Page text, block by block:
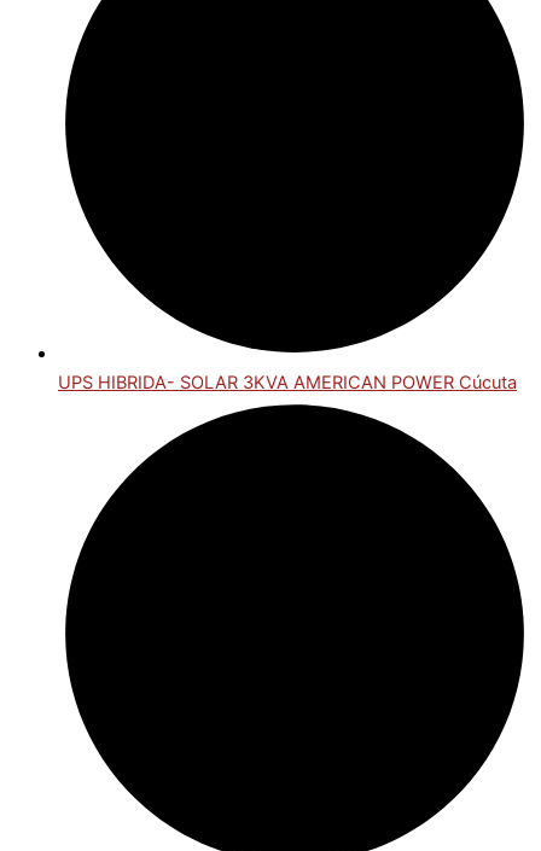
UPS HIBRIDA- SOLAR 3KVA AMERICAN POWER Cúcuta